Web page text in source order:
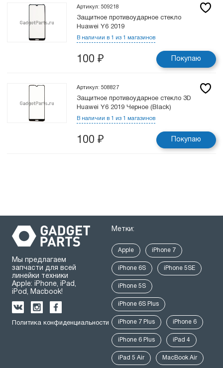
Артикул: 509218
Защитное противоударное стекло
Huawei Y6 2019
В наличии в 1 из 1 магазинов
100 ₽ Покупаю
Артикул: 508827
Защитное противоударное стекло 3D
Huawei Y6 2019 Черное (Black)
В наличии в 1 из 1 магазинов
100 ₽ Покупаю
Мы предлагаем
запчасти для всей
линейки техники
Apple: iPhone, iPad,
iPod, Macbook!
Политика конфиденциальности
Метки:
Apple iPhone 7
iPhone 6S iPhone 5SE
iPhone 5S
iPhone 6S Plus
iPhone 7 Plus iPhone 6
iPhone 6 Plus iPad 4
iPad 5 Air MacBook Air